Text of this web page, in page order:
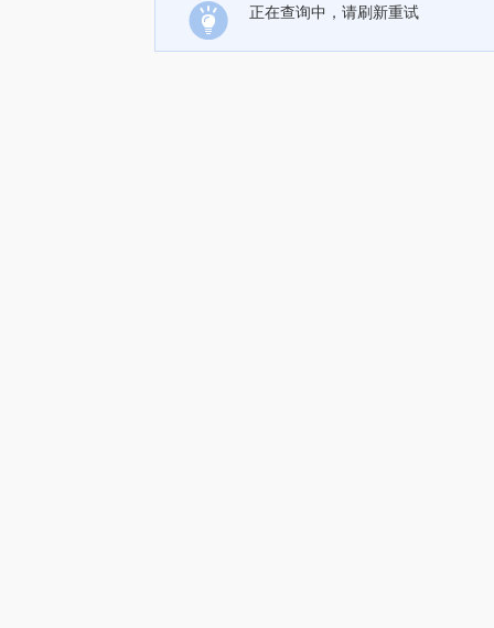
正在查询中，请刷新重试